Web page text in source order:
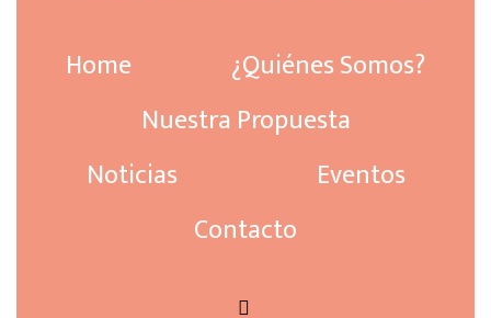
Home
¿Quiénes Somos?
Nuestra Propuesta
Noticias
Eventos
Contacto